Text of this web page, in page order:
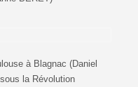
à Blagnac (Daniel
la Révolution